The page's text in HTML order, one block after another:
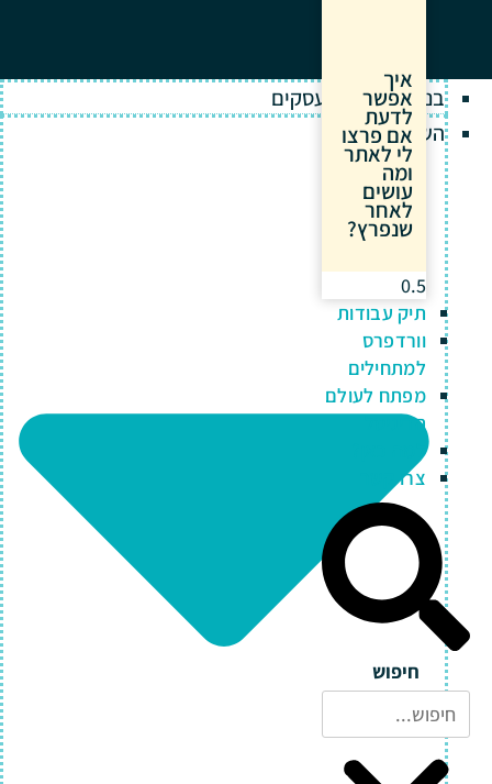
איך
אפשר
לדעת
אם פרצו
לי לאתר
ומה
עושים
לאחר
שנפרץ?
תיק עבודות
וורדפרס
למתחילים
מפתח לעולם
הדיגיטל
למה כאן?
צרו קשר
חיפוש
בניית אתרים לעסקים
השירותים שלנו